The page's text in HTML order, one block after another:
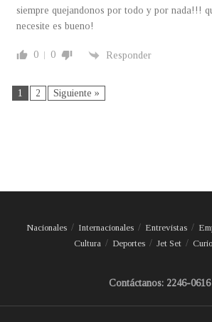
siempre quejandonos por todo y por nada!!!
necesite es bueno!
0 0 Responder
1 2 Siguiente »
Nacionales Internacionales Entrevistas
Cultura
Deportes Jet Set
Contáctanos: 2246-0616